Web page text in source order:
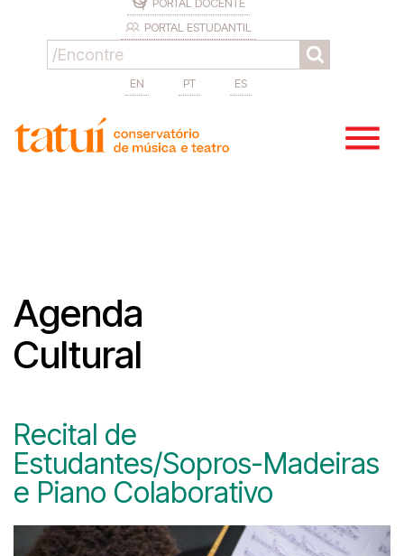
PORTAL ESTUDANTIL
EN PT ES
Agenda
Cultural
Recital de
Estudantes/Sopros-Madeiras
e Piano Colaborativo